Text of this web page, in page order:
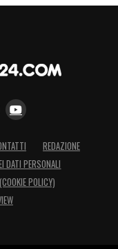
REDAZIONE
DATI PERSONALI
POLICY)